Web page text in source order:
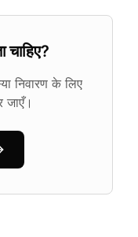
निवारण के लिए
जाएँ।